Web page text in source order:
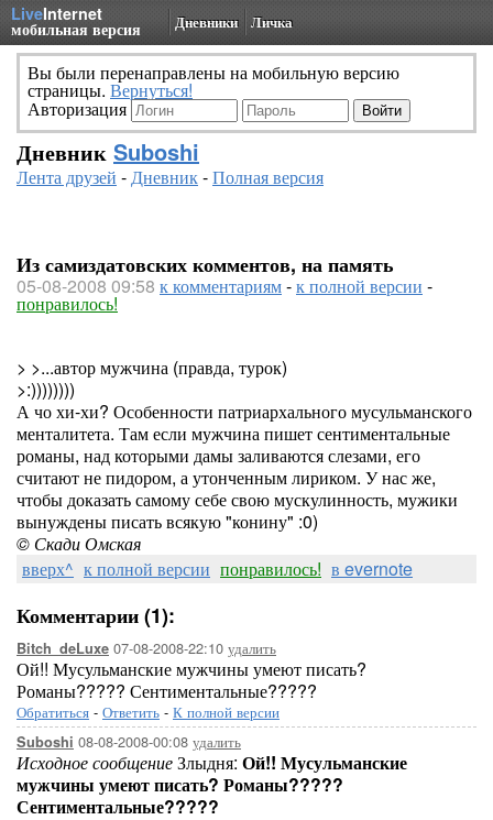
LiveInternet
мобильная версия Дневники Личка
Вы были перенаправлены на мобильную версию
страницы. Вернуться!
Авторизация
Дневник Suboshi
Лента друзей -Дневник-Полная версия
Из самиздатовских комментов, на память
05-08-2008 09:58 к комментариям-к полной версии -
понравилось!
> >...автор мужчина (правда, турок)
>:))))))))
А чо хи-хи? Особенности патриархального мусульманского
менталитета. Там если мужчина пишет сентиментальные
романы, над которыми дамы заливаются слезами, его
считают не пидором, а утонченным лириком. У нас же,
чтобы доказать самому себе свою мускулинность, мужики
вынуждены писать всякую "конину" :0)
© Скади Омская
вверх^ к полной версии понравилось! в evernote
Комментарии (1):
Bitch_deLuxe 07-08-2008-22:10 удалить
Ой!! Мусульманские мужчины умеют писать?
Романы????? Сентиментальные?????
Обратиться - Ответить - К полной версии
Suboshi 08-08-2008-00:08 удалить
Исходное сообщениеЗлыдня: Ой!! Мусульманские
мужчины умеют писать? Романы?????
Сентиментальные?????